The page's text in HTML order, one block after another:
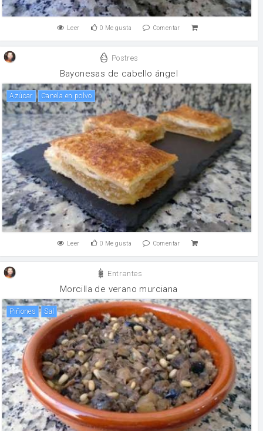
Leer 0 Me gusta Comentar
Postres
Bayonesas de cabello ángel
Azúcar canela en polvo
Leer 0 Me gusta Comentar
Entrantes
Morcilla de verano murciana
Piñones sal